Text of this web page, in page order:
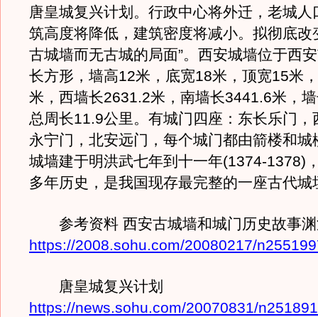
唐皇城复兴计划。行政中心将外迁，老城人
筑高度将降低，建筑密度将减小。拟彻底改
古城墙而无古城的局面”。西安城墙位于西
长方形，墙高12米，底宽18米，顶宽15米
米，西墙长2631.2米，南墙长3441.6米，
总周长11.9公里。有城门四座：东长乐门，
永宁门，北安远门，每个城门都由箭楼和城
城墙建于明洪武七年到十一年(1374-1378)
多年历史，是我国现存最完整的一座古代城
参考资料 西安古城墙和城门历史故事
https://2008.sohu.com/20080217/
唐皇城复兴计划
https://news.sohu.com/20070831/